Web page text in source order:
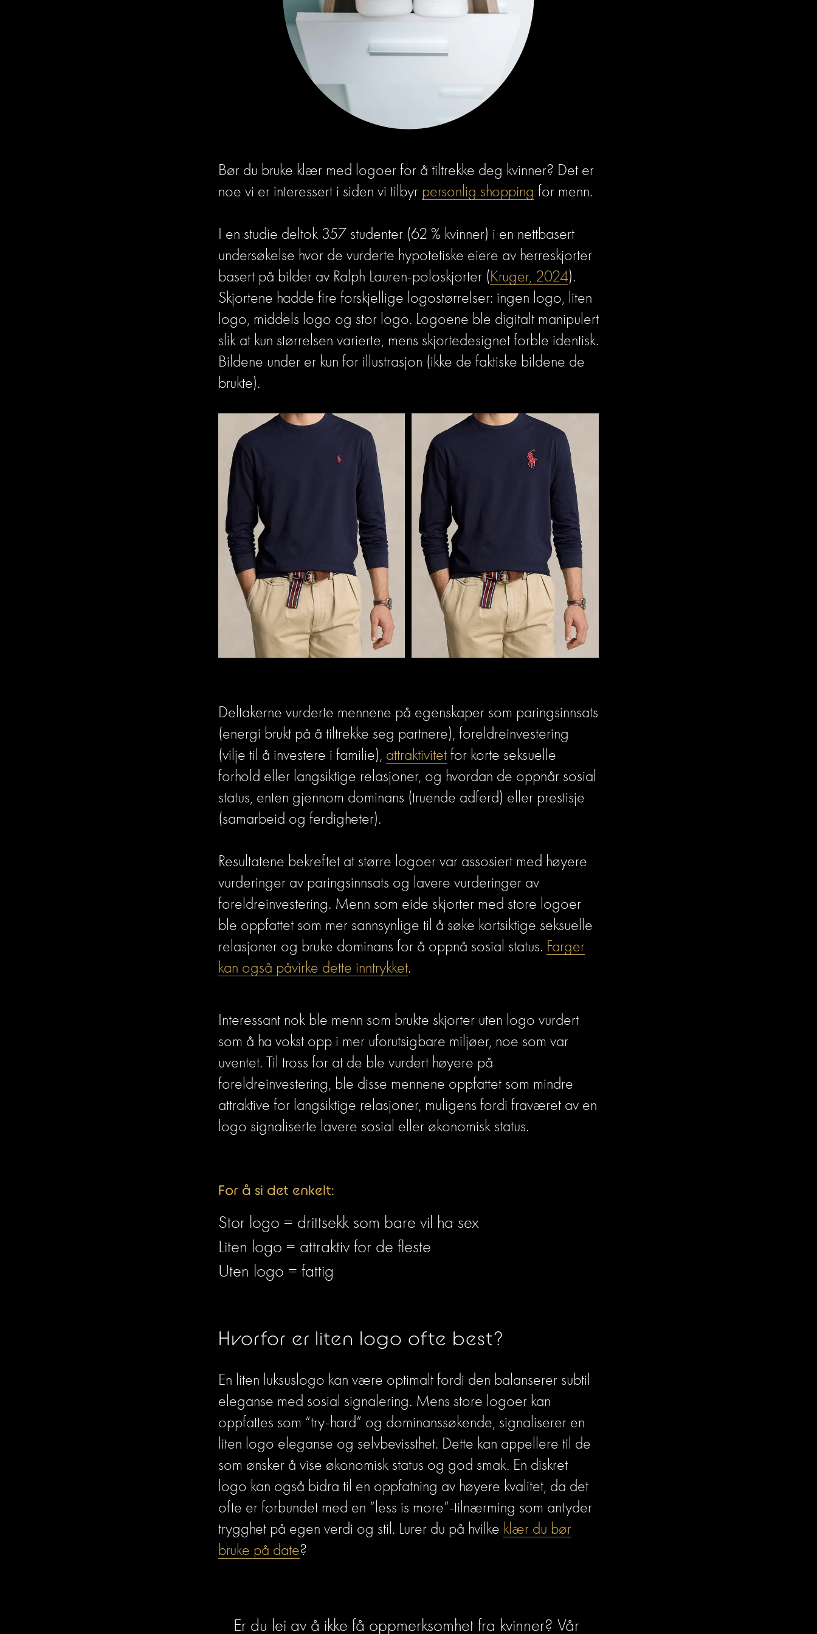
Bør du bruke klær med logoer for å tiltrekke deg kvinner? Det er
noe vi er interessert i siden vi tilbyr personlig shopping for menn.
I en studie deltok 357 studenter (62 % kvinner) i en nettbasert
undersøkelse hvor de vurderte hypotetiske eiere av herreskjorter
basert på bilder av Ralph Lauren-poloskjorter (Kruger, 2024).
Skjortene hadde fire forskjellige logostørrelser: ingen logo, liten
logo, middels logo og stor logo. Logoene ble digitalt manipulert
slik at kun størrelsen varierte, mens skjortedesignet forble identisk.
Bildene under er kun for illustrasjon (ikke de faktiske bildene de
brukte).
Deltakerne vurderte mennene på egenskaper som paringsinnsats
(energi brukt på å tiltrekke seg partnere), foreldreinvestering
(vilje til å investere i familie), attraktivitet for korte seksuelle
forhold eller langsiktige relasjoner, og hvordan de oppnår sosial
status, enten gjennom dominans (truende adferd) eller prestisje
(samarbeid og ferdigheter).
Resultatene bekreftet at større logoer var assosiert med høyere
vurderinger av paringsinnsats og lavere vurderinger av
foreldreinvestering. Menn som eide skjorter med store logoer
ble oppfattet som mer sannsynlige til å søke kortsiktige seksuelle
relasjoner og bruke dominans for å oppnå sosial status. Farger
kan også påvirke dette inntrykket.
Interessant nok ble menn som brukte skjorter uten logo vurdert
som å ha vokst opp i mer uforutsigbare miljøer, noe som var
uventet. Til tross for at de ble vurdert høyere på
foreldreinvestering, ble disse mennene oppfattet som mindre
attraktive for langsiktige relasjoner, muligens fordi fraværet av en
logo signaliserte lavere sosial eller økonomisk status.
For å si det enkelt:
Stor logo = drittsekk som bare vil ha sex
Liten logo = attraktiv for de fleste
Uten logo = fattig
Hvorfor er liten logo ofte best?
En liten luksuslogo kan være optimalt fordi den balanserer subtil
eleganse med sosial signalering. Mens store logoer kan
oppfattes som “try-hard” og dominanssøkende, signaliserer en
liten logo eleganse og selvbevissthet. Dette kan appellere til de
som ønsker å vise økonomisk status og god smak. En diskret
logo kan også bidra til en oppfatning av høyere kvalitet, da det
ofte er forbundet med en “less is more”-tilnærming som antyder
trygghet på egen verdi og stil. Lurer du på hvilke klær du bør
bruke på date?
Er du lei av å ikke få oppmerksomhet fra kvinner? Vår